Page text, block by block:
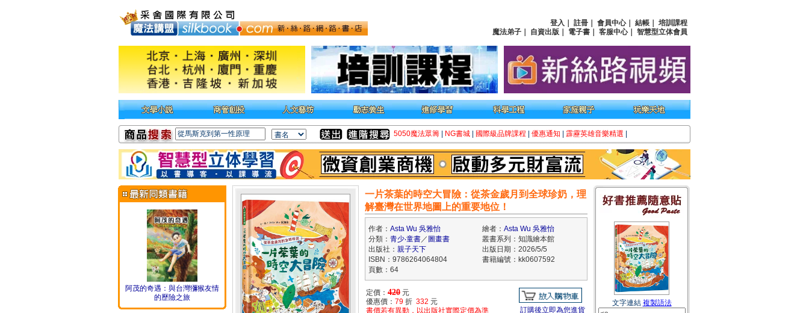
登入 註冊 會員中心｜ 結帳
培訓課程
魔法弟子
自資出版 電子書 客服中心｜ 智慧型立体會員
5050魔法眾籌 NG書城 國際級品牌課程 優惠通知 霹靂英雄音樂精選
阿茂的奇遇：與台灣獼猴友情
的歷險之旅
一片茶葉的時空大冒險：從茶金歲月到全球珍奶，理
解臺灣在世界地圖上的重要地位！
作者： Asta Wu 吳雅怡 繪者： Asta Wu 吳雅怡
分類： 青少‧童書／ 圖畫書
叢書系列：知識繪本館
出版社： 親子天下
出版日期：2026/5/5
ISBN：9786264064804
書籍編號：kk0607592
頁數：64
定價： 420 元
優惠價： 79 折 332 元
書價若有異動，以出版社實際定價為準
訂購後立即為您進貨
文字連結 複製語法